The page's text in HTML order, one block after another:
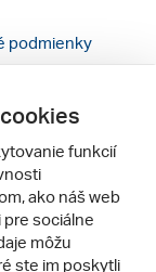
podmienky
cookies
pre PC
funkcií
ako náš web
sociálne
môžu
ste im poskytli